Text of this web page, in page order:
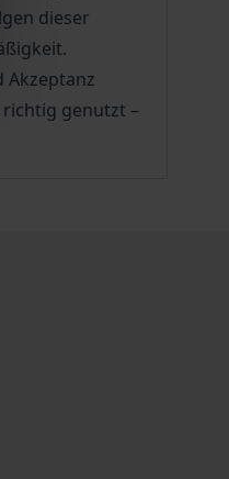
dieser
Akzeptanz
richtig genutzt –